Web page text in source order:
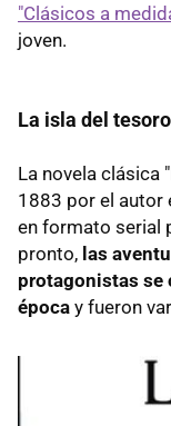
"Clásicos a
joven.
La isla del tesoro
La novela clásica
1883 por el autor
en formato serial
pronto, las
protagonistas se
época y fueron